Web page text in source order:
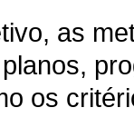
as
os